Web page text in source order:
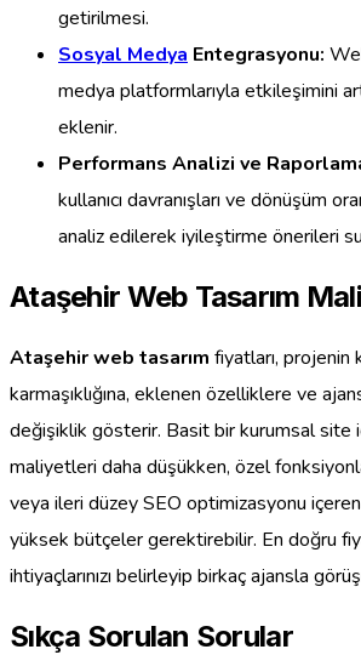
getirilmesi.
Sosyal Medya Entegrasyonu:
medya platformlarıyla etkileşimini
eklenir.
Performans Analizi ve
kullanıcı davranışları ve dönüşüm
analiz edilerek iyileştirme önerileri
Ataşehir Web Tasarım
Ataşehir web tasarım fiyatları, projenin
karmaşıklığına, eklenen özelliklere ve
değişiklik gösterir. Basit bir kurumsal site
maliyetleri daha düşükken, özel
veya ileri düzey SEO optimizasyonu
yüksek bütçeler gerektirebilir. En doğru
ihtiyaçlarınızı belirleyip birkaç ajansla
Sıkça Sorulan Sorular